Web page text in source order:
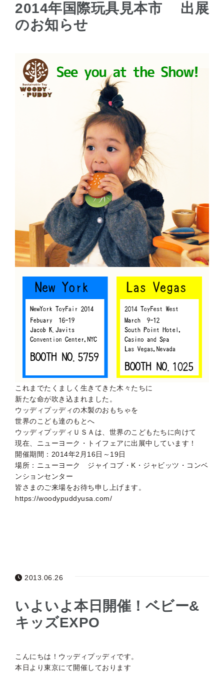
2014年国際玩具見本市 出展
のお知らせ
これまでたくましく生きてきた木々たちに
新たな命が吹き込まれました。
ウッディプッディの木製のおもちゃを
世界のこども達のもとへ
ウッディプッディＵＳＡは、世界のこどもたちに向けて
現在、ニューヨーク・トイフェアに出展中しています！
開催期間：2014年2月16日～19日
場所：ニューヨーク ジャイコブ・K・ジャビッツ・コンベ
ンションセンター
皆さまのご来場をお待ち申し上げます。
https://woodypuddyusa.com/
2013.06.26
いよいよ本日開催！ベビー&
キッズEXPO
こんにちは！ウッディプッディです。
本日より東京にて開催しております